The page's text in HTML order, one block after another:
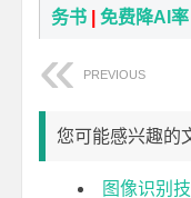
务书 |免费降AI率
PREVIOUS
您可能感兴趣的
图像识别技